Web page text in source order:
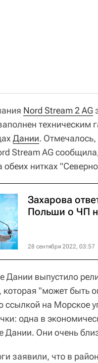
Nord Stream 2 AG
Дании. Отмечалось,
Stream AG
нитках
Захарова
Польши о ЧП
28 сентября 2022, 03:57
Дании выпустило
"может быть
ссылкой на Морское
одна в
Дании. Они очень
заявили, что в